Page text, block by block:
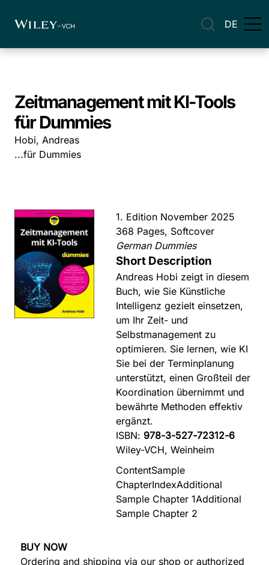
DE
Zeitmanagement mit KI-Tools
für Dummies
Hobi, Andreas
...für Dummies
1. Edition November 2025
368 Pages, Softcover
German Dummies
Short Description
Andreas Hobi zeigt in diesem
Buch, wie Sie Künstliche
Intelligenz gezielt einsetzen,
um Ihr Zeit- und
Selbstmanagement zu
optimieren. Sie lernen, wie KI
Sie bei der Terminplanung
unterstützt, einen Großteil der
Koordination übernimmt und
bewährte Methoden effektiv
ergänzt.
ISBN: 978-3-527-72312-6
Wiley-VCH, Weinheim
ContentSample
ChapterIndexAdditional
Sample Chapter 1Additional
Sample Chapter 2
BUY NOW
Ordering and shipping via our shop or authorized